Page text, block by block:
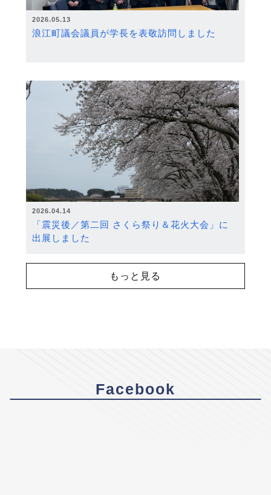
2026.05.13
浪江町議会議員が学長を表敬訪問しました
2026.04.14
「震災後／第二回 さくら祭り＆花火大会」に
出展しました
もっと見る
Facebook